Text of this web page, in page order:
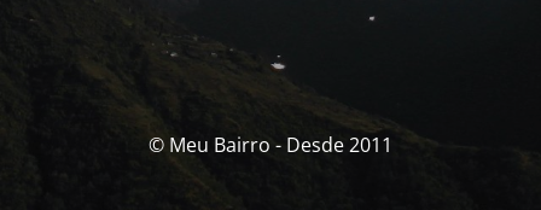
© Meu Bairro - Desde 2011